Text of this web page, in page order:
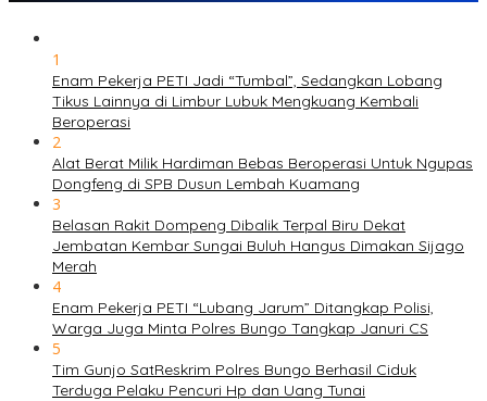
1
Enam Pekerja PETI Jadi “Tumbal”, Sedangkan Lobang
Tikus Lainnya di Limbur Lubuk Mengkuang Kembali
Beroperasi
2
Alat Berat Milik Hardiman Bebas Beroperasi Untuk Ngupas
Dongfeng di SPB Dusun Lembah Kuamang
3
Belasan Rakit Dompeng Dibalik Terpal Biru Dekat
Jembatan Kembar Sungai Buluh Hangus Dimakan Sijago
Merah
4
Enam Pekerja PETI “Lubang Jarum” Ditangkap Polisi,
Warga Juga Minta Polres Bungo Tangkap Januri CS
5
Tim Gunjo SatReskrim Polres Bungo Berhasil Ciduk
Terduga Pelaku Pencuri Hp dan Uang Tunai